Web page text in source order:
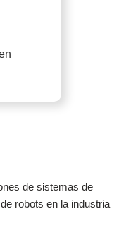
de sistemas de
robots en la industria